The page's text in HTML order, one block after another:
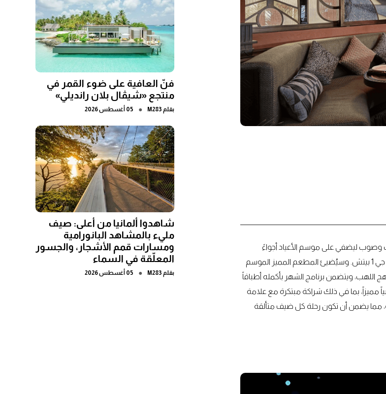
وصوب ليضفي على موسم الأعياد أجواءً
استثنائية في قلب مطعمٍ متخصصٍ بالمأكولات المحضرة على ألسنة اللهب في جي 1 بيتش. وسيُضيئ المطعم المميز الموسم
اللهب، ويتضمن برنامج الشهر بأكمله أطباقاً
مميزاً، بما في ذلك شراكة مبتكرة مع علامة
مما يضمن أن تكون رحلة كل ضيف متألقة
فنّ العافية على ضوء القمر في
منتجع «شيڤال بلان رانديلي»
بقلم M283
● 05 أغسطس 2026
شاهدوا ألمانيا من أعلى: صيف
مليء بالمشاهد البانورامية
ومسارات قمم الأشجار، والجسور
المعلّقة في السماء
بقلم M283
● 05 أغسطس 2026